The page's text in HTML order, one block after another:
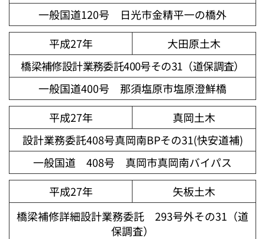
一般国道120号 日光市金精平一の橋外
平成27年
大田原土木
橋梁補修設計業務委託400号その31（道保調査）
一般国道400号 那須塩原市塩原澄鮮橋
平成27年
真岡土木
設計業務委託408号真岡南BPその31(快安道補)
一般国道 408号 真岡市真岡南バイパス
平成27年
矢板土木
橋梁補修詳細設計業務委託 293号外その31（道
保調査）